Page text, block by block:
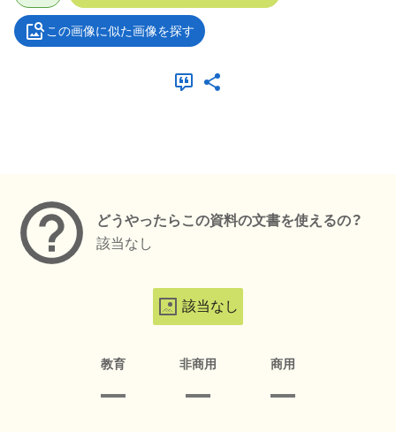
この画像に似た画像を探す
どうやったらこの資料の文書を使えるの？
該当なし
該当なし
教育 非商用 商用